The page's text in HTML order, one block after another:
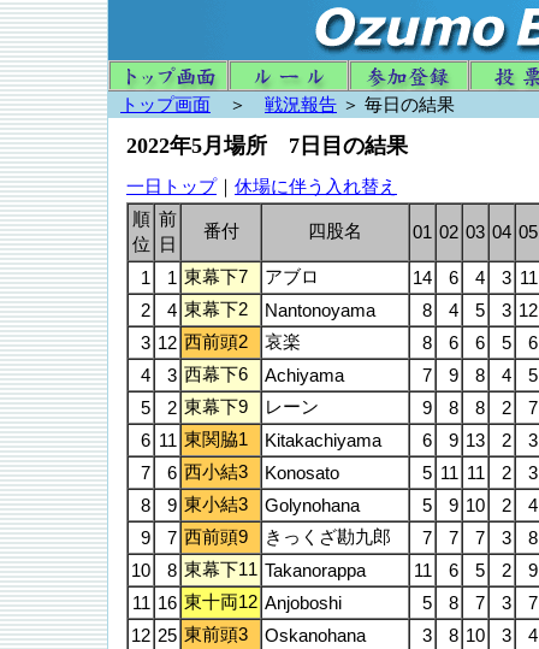
トップ画面 ＞ 戦況報告 ＞ 毎日の結果
2022年5月場所 7日目の結果
一日トップ｜ 休場に伴う入れ替え
順
位
前
日
番付 四股名 01 02 03 04 05
1 1 東幕下7 アブロ 14 6 4 3 11
2
4 東幕下2 Nantonoyama 8 4 5 3 12
3 12 西前頭2 哀楽 8 6 6 5
6
4
3 西幕下6 Achiyama 7 9 8 4
5
5
2 東幕下9 レーン 9 8 8 2
7
6 11 東関脇1 Kitakachiyama 6 9 13 2
3
7
6 西小結3 Konosato 5 11 11 2
3
8
9 東小結3 Golynohana 5 9 10 2
4
9
7 西前頭9 きっくざ勘九郎 7 7 7 3
8
10
8 東幕下11 Takanorappa 11 6 5 2
9
11 16 東十両12 Anjoboshi 5 8 7 3
7
12 25 東前頭3 Oskanohana 3 8 10 3
4